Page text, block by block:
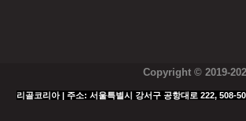
Copyright © 2019-
리골코리아 | 주소: 서울특별시 강서구 공항대로 222, 508-